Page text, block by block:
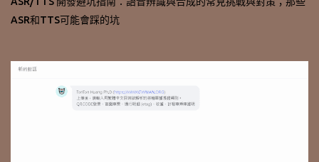
ASR和TTS可能會踩的坑